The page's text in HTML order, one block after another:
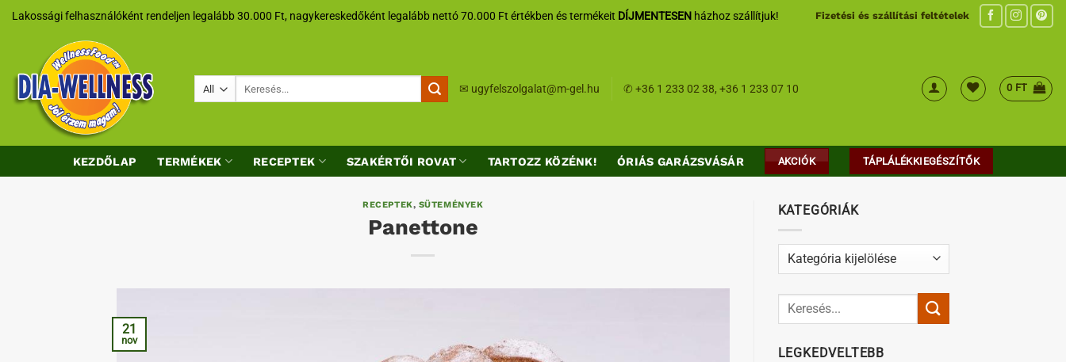
SkipLakossági felhasználóként rendeljen legalább 30.000 Ft, nagykereskedőként legalább nettó 70.000 Ft értékben és termékeit DÍJMENTESEN házhoz szállítjuk! Fizetési és szállítási feltételek
✉ ugyfelszolgalat@m-gel.hu ✆+36 1 233 02 38,+36 1 233 07 10 0 FT
KEZDŐLAP TERMÉKEK RECEPTEK SZAKÉRTŐI ROVAT TARTOZZ KÖZÉNK! ÓRIÁS GARÁZSVÁSÁR AKCIÓK TÁPLÁLÉKKIEGÉSZÍTŐK
RECEPTEK, SÜTEMÉNYEK
Panettone
21
nov
KATEGÓRIÁK
Kategóriák
LEGKEDVELTEBB